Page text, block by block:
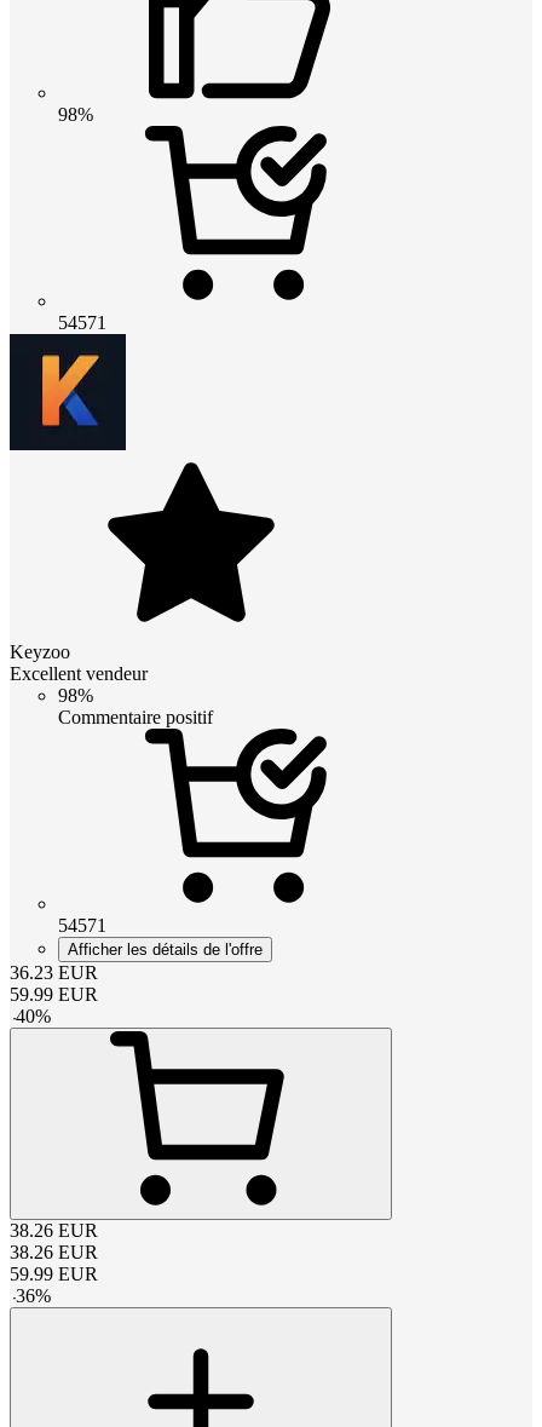
98%
54571
Keyzoo
Excellent vendeur
98%
Commentaire positif
54571
Afficher les détails de l'offre
36.23 EUR
59.99 EUR
-40%
38.26 EUR
38.26 EUR
59.99 EUR
-36%